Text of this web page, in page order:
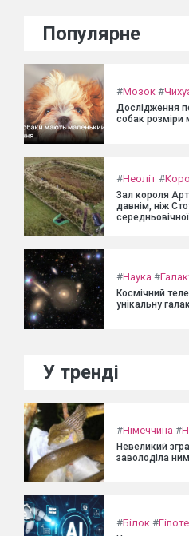
Популярне
#Мозок #
Дослідження
собак розміри
#Неоліт #
Зал короля
давнім, ніж
#Наука #
Космічний
унікальну
У тренді
#Німеччина #
Невеликий
заволоділа
#Білок #